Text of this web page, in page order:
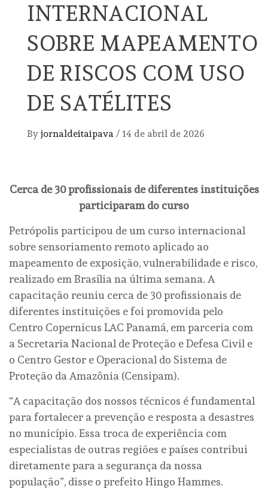
INTERNACIONAL
SOBRE MAPEAMENTO
DE RISCOS COM USO
DE SATÉLITES
By jornaldeitaipava / 14 de abril de 2026
Cerca de 30 profissionais de diferentes instituições
participaram do curso
Petrópolis participou de um curso internacional
sobre sensoriamento remoto aplicado ao
mapeamento de exposição, vulnerabilidade e risco,
realizado em Brasília na última semana. A
capacitação reuniu cerca de 30 profissionais de
diferentes instituições e foi promovida pelo
Centro Copernicus LAC Panamá, em parceria com
a Secretaria Nacional de Proteção e Defesa Civil e
o Centro Gestor e Operacional do Sistema de
Proteção da Amazônia (Censipam).
“A capacitação dos nossos técnicos é fundamental
para fortalecer a prevenção e resposta a desastres
no município. Essa troca de experiência com
especialistas de outras regiões e países contribui
diretamente para a segurança da nossa
população”, disse o prefeito Hingo Hammes.